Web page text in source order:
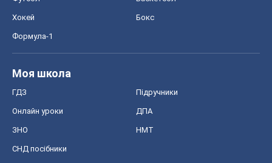
Хокей Бокс
Формула-1
Моя школа
ГДЗ Підручники
Онлайн уроки ДПА
ЗНО НМТ
СНД посібники